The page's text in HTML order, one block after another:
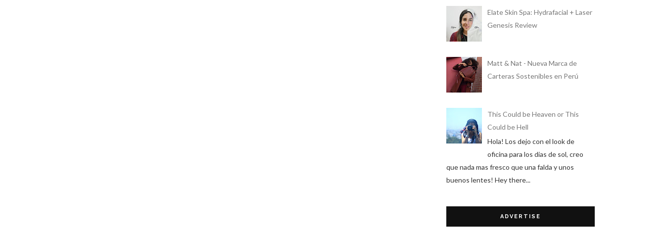
Elate Skin Spa: Hydrafacial + Laser
Genesis Review
Matt & Nat - Nueva Marca de
Carteras Sostenibles en Perú
This Could be Heaven or This
Could be Hell
Hola! Los dejo con el look de
oficina para los dias de sol, creo
que nada mas fresco que una falda y unos
buenos lentes! Hey there...
ADVERTISE